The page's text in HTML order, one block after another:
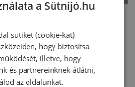
érkezett hozzászólás.
a Sütnijó.hu
sütiket (cookie-kat)
hogy biztosítsa
illetve, hogy
és partnereinknek átlátni,
az oldalunkat.